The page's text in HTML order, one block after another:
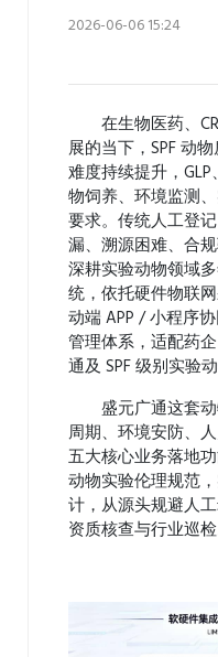
2026-06-06 15:24
在生物医药、
展的当下，SPF 动
难度持续提升，
物饲养、环境监测
要求。传统人工登
漏、溯源困难、合
深耕实验动物领域
统，依托硬件物联
动端 APP / 小程序
管理体系，适配药
通及 SPF 级别实验
盛元广通这套
周期、环境安防、
五大核心业务落地功
动物实验伦理规范
计，从源头规避人
资质核查与行业巡检